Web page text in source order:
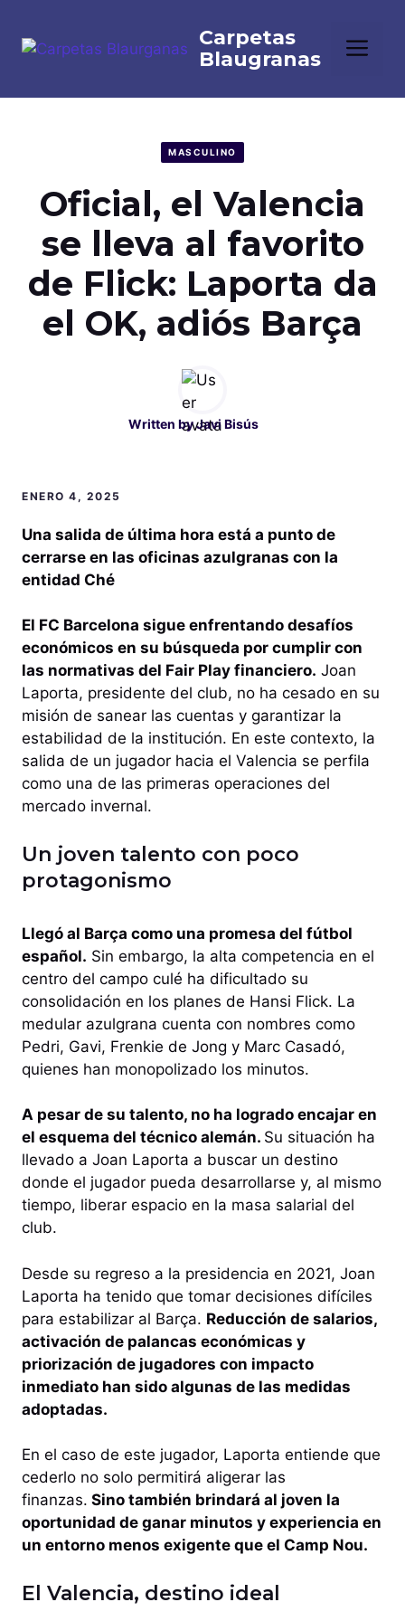
contenido
MASCULINO
Oficial, el Valencia
se lleva al favorito
de Flick: Laporta da
el OK, adiós Barça
Written byJavi Bisús
ENERO 4, 2025
Una salida de última hora está a punto de
cerrarse en las oficinas azulgranas con la
entidad Ché
El FC Barcelona sigue enfrentando desafíos
económicos en su búsqueda por cumplir con
las normativas del Fair Play financiero. Joan
Laporta, presidente del club, no ha cesado en su
misión de sanear las cuentas y garantizar la
estabilidad de la institución. En este contexto, la
salida de un jugador hacia el Valencia se perfila
como una de las primeras operaciones del
mercado invernal.
Un joven talento con poco
protagonismo
Llegó al Barça como una promesa del fútbol
español. Sin embargo, la alta competencia en el
centro del campo culé ha dificultado su
consolidación en los planes de Hansi Flick. La
medular azulgrana cuenta con nombres como
Pedri, Gavi, Frenkie de Jong y Marc Casadó,
quienes han monopolizado los minutos.
A pesar de su talento, no ha logrado encajar en
el esquema del técnico alemán. Su situación ha
llevado a Joan Laporta a buscar un destino
donde el jugador pueda desarrollarse y, al mismo
tiempo, liberar espacio en la masa salarial del
club.
Desde su regreso a la presidencia en 2021, Joan
Laporta ha tenido que tomar decisiones difíciles
para estabilizar al Barça. Reducción de salarios,
activación de palancas económicas y
priorización de jugadores con impacto
inmediato han sido algunas de las medidas
adoptadas.
En el caso de este jugador, Laporta entiende que
cederlo no solo permitirá aligerar las
finanzas. Sino también brindará al joven la
oportunidad de ganar minutos y experiencia en
un entorno menos exigente que el Camp Nou.
El Valencia, destino ideal